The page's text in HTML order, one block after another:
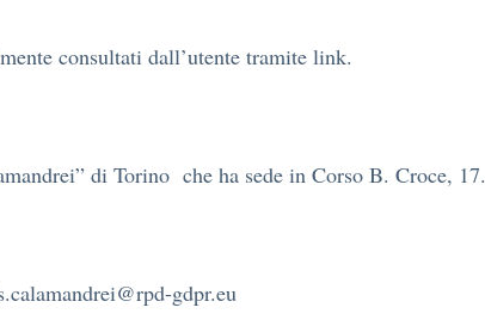
consultati dall’utente tramite link.
di Torino che ha sede in Corso B. Croce, 17.
gdpr.eu